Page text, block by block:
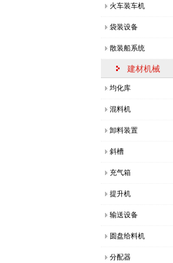
【
桥
气
火车装车机
袋装设备
散装船系统
建材机械
均化库
混料机
卸料装置
斜槽
充气箱
提升机
输送设备
圆盘给料机
分配器